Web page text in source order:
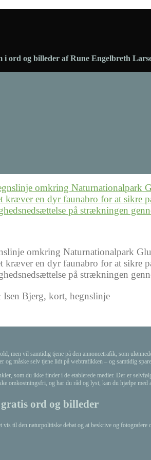
i ord og billeder af Rune Engelbreth
omkring Naturnationalpark
en dyr faunabro for at sikre
på strækningen
Bjerg, kort, hegnslinje
men vil samtidig tjene på den annoncetrafik, som
og måske selv tjene lidt på webtrafikken – og samtidig
som du ikke finder i de etablerede medier. Der er
omkostningsfri, og har du råd og lyst, kan du hjælpe med
ord og billeder
til den naturpolitiske debat og at beskrive og